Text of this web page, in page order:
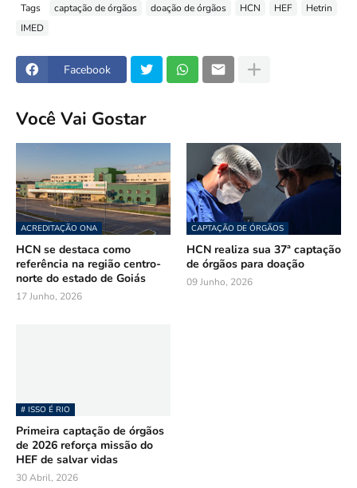
Tags captação de órgãos doação de órgãos HCN HEF
Hetrin
IMED
Facebook
Você Vai Gostar
ACREDITAÇÃO ONA
HCN se destaca como
referência na região centro-
norte do estado de Goiás
17 Junho, 2026
CAPTAÇÃO DE ÓRGÃOS
HCN realiza sua 37ª captação
de órgãos para doação
09 Junho, 2026
# ISSO É RIO
Primeira captação de órgãos
de 2026 reforça missão do
HEF de salvar vidas
30 Abril, 2026